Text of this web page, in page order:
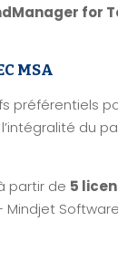
for
MSA
préférentiels
du
partir de 5
Mindjet